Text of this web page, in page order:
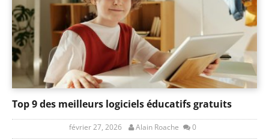
Top 9 des meilleurs logiciels éducatifs gratuits
février 27, 2026 Alain Roache 0